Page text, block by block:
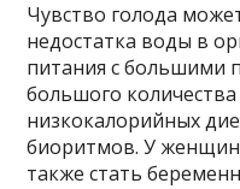
Чувство голода
недостатка воды в
питания с большими
большого
низкокалорийных
биоритмов. У
также стать